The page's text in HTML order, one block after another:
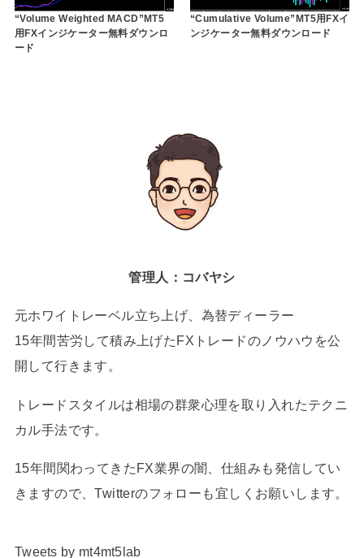
“Volume Weighted MACD”MT5
用FXインジケーター無料ダウンロ
ード
“Cumulative Volume”MT5用FXイ
ンジケーター無料ダウンロード
管理人：コバヤシ
元ホワイトレーベル立ち上げ、為替ディーラー
15年間苦労して積み上げたFXトレードのノウハウを公
開して行きます。
トレードスタイルは相場の群衆心理を取り入れたテクニ
カル手法です。
15年間関わってきたFX業界の闇、仕組みも発信してい
きますので、Twitterのフォローも宜しくお願いします。
Tweets by mt4mt5lab